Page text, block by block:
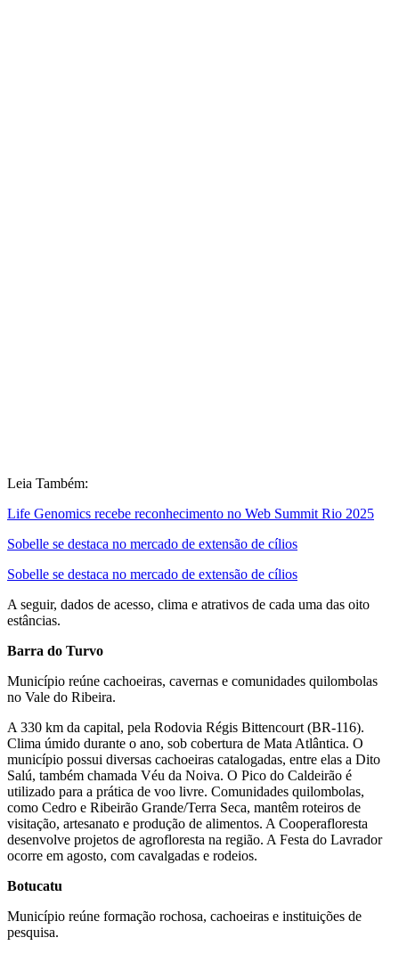
Leia Também:
Life Genomics recebe reconhecimento no Web Summit Rio 2025
Sobelle se destaca no mercado de extensão de cílios
Sobelle se destaca no mercado de extensão de cílios
A seguir, dados de acesso, clima e atrativos de cada uma das oito
estâncias.
Barra do Turvo
Município reúne cachoeiras, cavernas e comunidades quilombolas
no Vale do Ribeira.
A 330 km da capital, pela Rodovia Régis Bittencourt (BR-116).
Clima úmido durante o ano, sob cobertura de Mata Atlântica. O
município possui diversas cachoeiras catalogadas, entre elas a Dito
Salú, também chamada Véu da Noiva. O Pico do Caldeirão é
utilizado para a prática de voo livre. Comunidades quilombolas,
como Cedro e Ribeirão Grande/Terra Seca, mantêm roteiros de
visitação, artesanato e produção de alimentos. A Cooperafloresta
desenvolve projetos de agrofloresta na região. A Festa do Lavrador
ocorre em agosto, com cavalgadas e rodeios.
Botucatu
Município reúne formação rochosa, cachoeiras e instituições de
pesquisa.